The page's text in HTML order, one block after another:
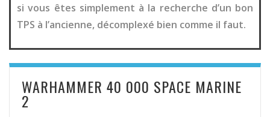
si vous êtes simplement à la recherche d’un bon
TPS à l’ancienne, décomplexé bien comme il faut.
WARHAMMER 40 000 SPACE MARINE
2